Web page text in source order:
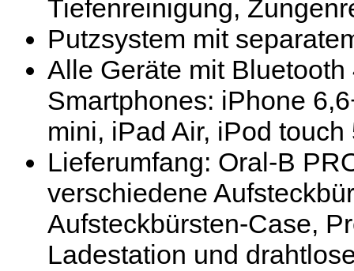
Tiefenreinigung,
Putzsystem mit
Alle Geräte mit
Smartphones: iPhone
mini, iPad Air, iPod touch
Lieferumfang: Oral-B
verschiedene
Aufsteckbürsten-Case,
Ladestation und